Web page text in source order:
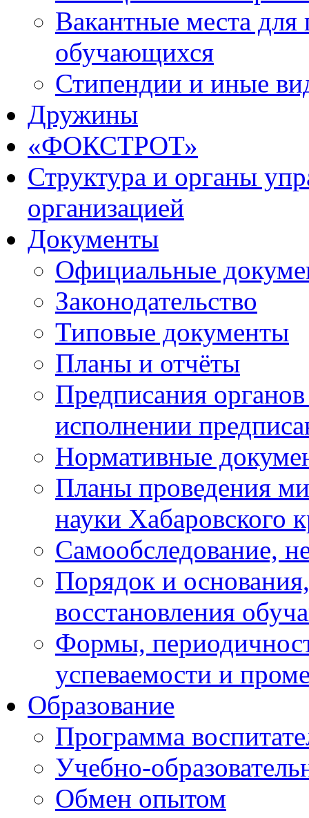
Вакантные места для
обучающихся
Стипендии и иные
Дружины
«ФОКСТРОТ»
Структура и органы
организацией
Документы
Официальные
Законодательство
Типовые документы
Планы и отчёты
Предписания
исполнении
Нормативные
Планы проведения
науки Хабаровского
Самообследование,
Порядок и
восстановления
Формы,
успеваемости и
Образование
Программа
Учебно-
Обмен опытом